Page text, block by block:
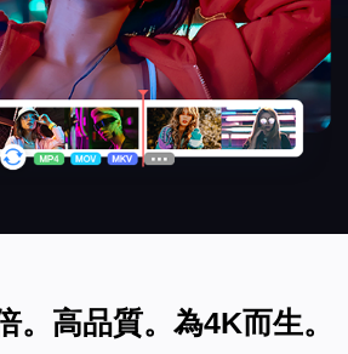
。高品質。為4K而生。